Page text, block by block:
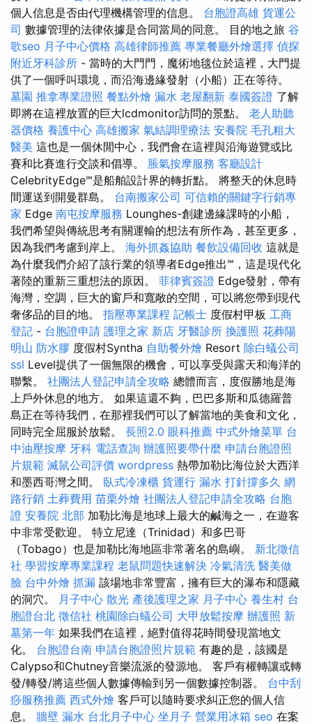
個人信息是否由代理機構管理的信息。 台胞證高雄 貨運公
司 數據管理的法律依據是合同當局的同意。 目的地之旅 谷
歌seo 月子中心價格 高雄律師推薦 專業餐廳外燴選擇 偵探
附近牙科診所 - 當時的大門門，魔術地毯位於這裡，大門提
供了一個呼叫環境，而沿海邊緣發射（小船）正在等待。
墓園 推拿專業證照 餐點外燴 漏水 老屋翻新 泰國簽證 了解
即將在這裡放置的巨大lcdmonitor訪問的景點。 老人助聽
器價格 養護中心 高雄搬家 氣結調理療法 安養院 毛孔粗大
醫美 這也是一個休閒中心，我們會在這裡與沿海遊覽或比
賽和比賽進行交談和倡導。 脹氣按摩服務 客廳設計
CelebrityEdge℠是船舶設計界的轉折點。 將整天的休息時
間運送到開曼群島。 台南搬家公司 可信賴的關鍵字行銷專
家 Edge 南屯按摩服務 Lounghes-創建邊緣課時的小船，
我們希望與傳統思考有關運輸的想法有所作為，甚至更多，
因為我們考慮到岸上。 海外抓姦協助 餐飲設備回收 這就是
為什麼我們介紹了該行業的領導者Edge推出℠，這是現代化
著陸的重新三重想法的原因。 菲律賓簽證 Edge發射，帶有
海灣，空調，巨大的窗戶和寬敞的空間，可以將您帶到現代
奢侈品的目的地。 指壓專業課程 記帳士 度假村甲板 工商
登記 - 台胞證申請 護理之家 新店 牙醫診所 換護照 花葬陽
明山 防水膠 度假村Syntha 自助餐外燴 Resort 除白蟻公司
ssl Level提供了一個無限的機會，可以享受與露天和海洋的
聯繫。 社團法人登記申請全攻略 總體而言，度假勝地是海
上戶外休息的地方。 如果這還不夠，巴巴多斯和瓜德羅普
島正在等待我們，在那裡我們可以了解當地的美食和文化，
同時完全屈服於放鬆。 長照2.0 眼科推薦 中式外燴菜單 台
中油壓按摩 牙科 電話查詢 辦護照要帶什麼 申請台胞證照
片規範 滅鼠公司評價 wordpress 熱帶加勒比海位於大西洋
和墨西哥灣之間。 臥式冷凍櫃 貨運行 漏水 打針撐多久 網
路行銷 土葬費用 苗栗外燴 社團法人登記申請全攻略 台胞
證 安養院 北部 加勒比海是地球上最大的鹹海之一，在遊客
中非常受歡迎。 特立尼達（Trinidad）和多巴哥
（Tobago）也是加勒比海地區非常著名的島嶼。 新北徵信
社 學習按摩專業課程 老鼠問題快速解決 冷氣清洗 醫美做
臉 台中外燴 抓漏 該場地非常豐富，擁有巨大的瀑布和隱藏
的洞穴。 月子中心 散光 產後護理之家 月子中心 養生村 台
胞證台北 徵信社 桃園除白蟻公司 大甲放鬆按摩 辦護照 新
墓第一年 如果我們在這裡，絕對值得花時間發現當地文
化。 台胞證台南 申請台胞證照片規範 有趣的是，該國是
Calypso和Chutney音樂流派的發源地。 客戶有權轉讓或轉
發/轉發/將這些個人數據傳輸到另一個數據控制器。 台中刮
痧服務推薦 西式外燴 客戶可以隨時要求糾正您的個人信
息。 牆壁 漏水 台北月子中心 坐月子 營業用冰箱 seo 在案